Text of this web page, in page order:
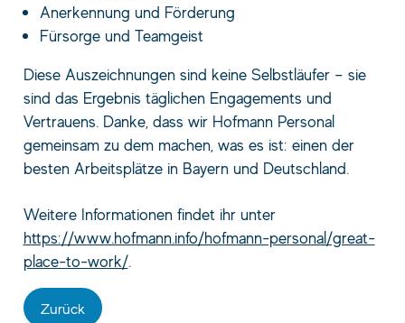
Anerkennung und Förderung
Fürsorge und Teamgeist
Diese Auszeichnungen sind keine Selbstläufer – sie
sind das Ergebnis täglichen Engagements und
Vertrauens. Danke, dass wir Hofmann Personal
gemeinsam zu dem machen, was es ist: einen der
besten Arbeitsplätze in Bayern und Deutschland.
Weitere Informationen findet ihr unter
https://www.hofmann.info/hofmann-personal/great-
place-to-work/.
Zurück